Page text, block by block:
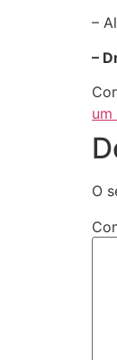
–
–
O